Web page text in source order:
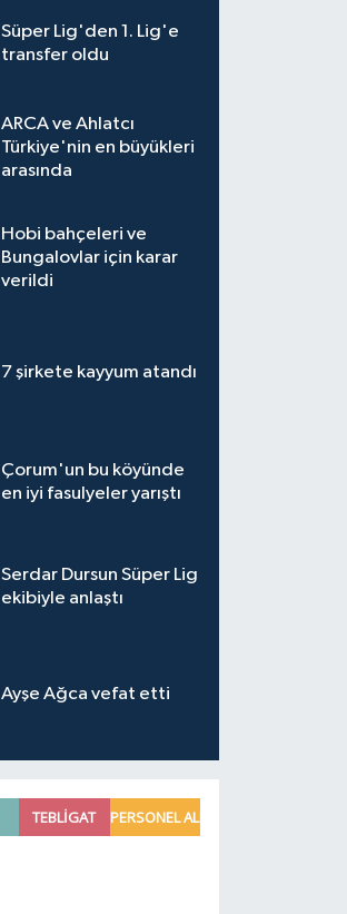
Süper Lig'den 1. Lig'e
transfer oldu
ARCA ve Ahlatcı
Türkiye'nin en büyükleri
arasında
Hobi bahçeleri ve
Bungalovlar için karar
verildi
7 şirkete kayyum atandı
Çorum'un bu köyünde
en iyi fasulyeler yarıştı
Serdar Dursun Süper Lig
ekibiyle anlaştı
Ayşe Ağca vefat etti